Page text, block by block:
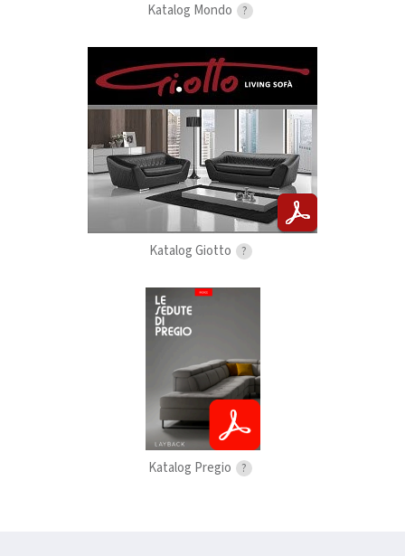
Katalog Mondo ?
Katalog Giotto ?
Katalog Pregio ?